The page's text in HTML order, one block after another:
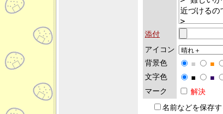
添付
アイコン
背景色
■
■
文字色
■
■
マーク
解決
名前などを保存